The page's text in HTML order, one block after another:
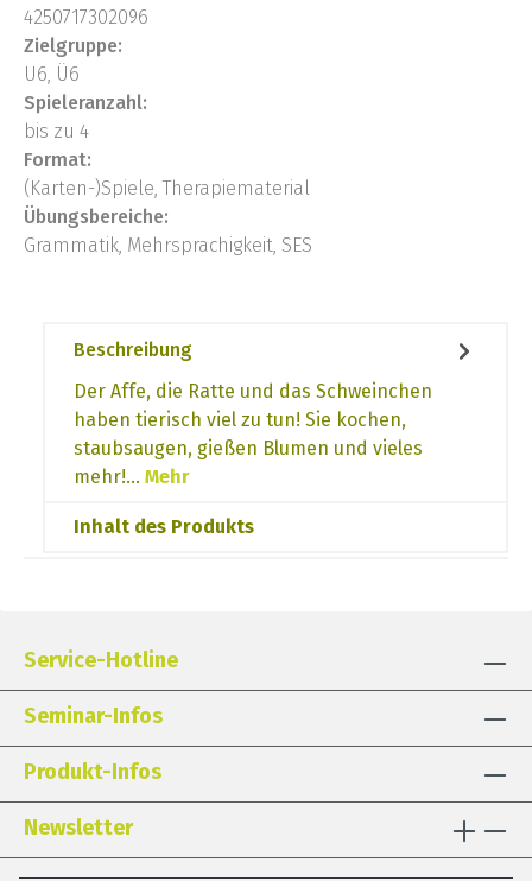
4250717302096
Zielgruppe:
U6, Ü6
Spieleranzahl:
bis zu 4
Format:
(Karten-)Spiele, Therapiematerial
Übungsbereiche:
Grammatik, Mehrsprachigkeit, SES
Beschreibung
Der Affe, die Ratte und das Schweinchen
haben tierisch viel zu tun! Sie kochen,
staubsaugen, gießen Blumen und vieles
mehr!… Mehr
Inhalt des Produkts
Service-Hotline
Seminar-Infos
Produkt-Infos
Newsletter